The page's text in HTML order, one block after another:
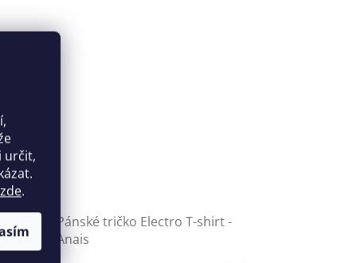
určit,
zde.
Pánské tričko Electro T-shirt -
Anais